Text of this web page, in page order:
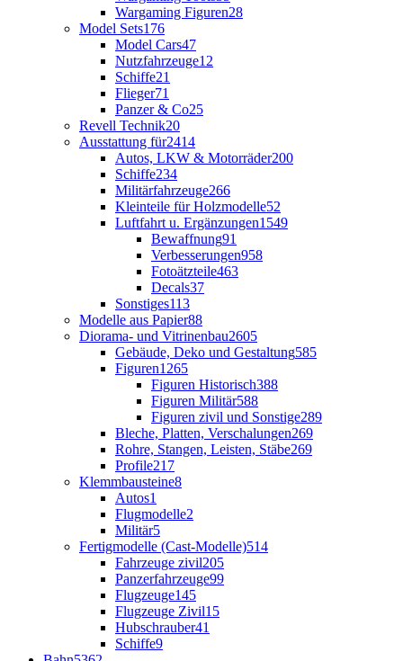
Wargaming Figuren28
Model Sets176
Model Cars47
Nutzfahrzeuge12
Schiffe21
Flieger71
Panzer & Co25
Revell Technik20
Ausstattung für2414
Autos, LKW & Motorräder200
Schiffe234
Militärfahrzeuge266
Kleinteile für Holzmodelle52
Luftfahrt u. Ergänzungen1549
Bewaffnung91
Verbesserungen958
Fotoätzteile463
Decals37
Sonstiges113
Modelle aus Papier88
Diorama- und Vitrinenbau2605
Gebäude, Deko und Gestaltung585
Figuren1265
Figuren Historisch388
Figuren Militär588
Figuren zivil und Sonstige289
Bleche, Platten, Verschalungen269
Rohre, Stangen, Leisten, Stäbe269
Profile217
Klemmbausteine8
Autos1
Flugmodelle2
Militär5
Fertigmodelle (Cast-Modelle)514
Fahrzeuge zivil205
Panzerfahrzeuge99
Flugzeuge145
Flugzeuge Zivil15
Hubschrauber41
Schiffe9